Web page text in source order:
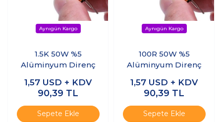
1.5K 50W %5
Alüminyum Direnç
1,57 USD + KDV
90,39 TL
Sepete Ekle
100R 50W %5
Alüminyum Direnç
1,57 USD + KDV
90,39 TL
Sepete Ekle